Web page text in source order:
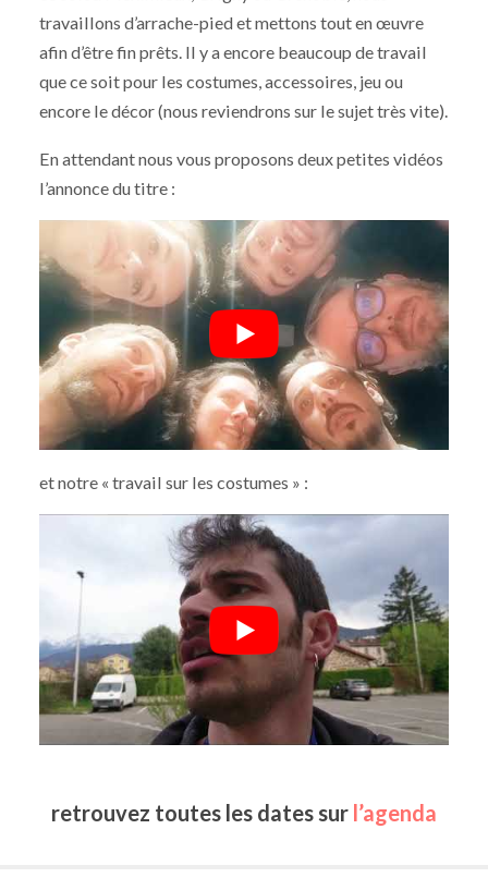
travaillons d’arrache-pied et mettons tout en œuvre
afin d’être fin prêts. Il y a encore beaucoup de travail
que ce soit pour les costumes, accessoires, jeu ou
encore le décor (nous reviendrons sur le sujet très vite).
En attendant nous vous proposons deux petites vidéos
l’annonce du titre :
et notre « travail sur les costumes » :
retrouvez toutes les dates sur l’agenda